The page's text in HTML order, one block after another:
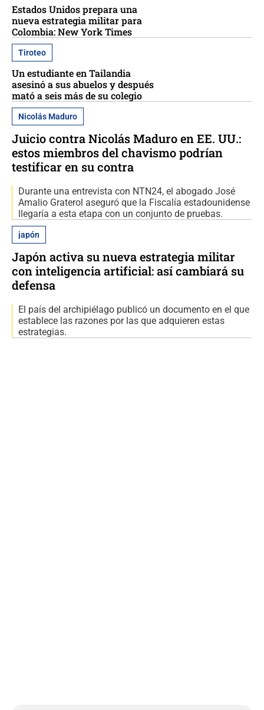
Estados Unidos prepara una
nueva estrategia militar para
Colombia: New York Times
Tiroteo
Un estudiante en Tailandia
asesinó a sus abuelos y después
mató a seis más de su colegio
Nicolás Maduro
Juicio contra Nicolás Maduro en EE. UU.:
estos miembros del chavismo podrían
testificar en su contra
Durante una entrevista con NTN24, el abogado José
Amalio Graterol aseguró que la Fiscalía estadounidense
llegaría a esta etapa con un conjunto de pruebas.
japón
Japón activa su nueva estrategia militar
con inteligencia artificial: así cambiará su
defensa
El país del archipiélago publicó un documento en el que
establece las razones por las que adquieren estas
estrategias.